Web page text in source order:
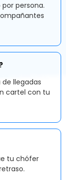
persona.
llegadas
cartel con tu
tu chófer